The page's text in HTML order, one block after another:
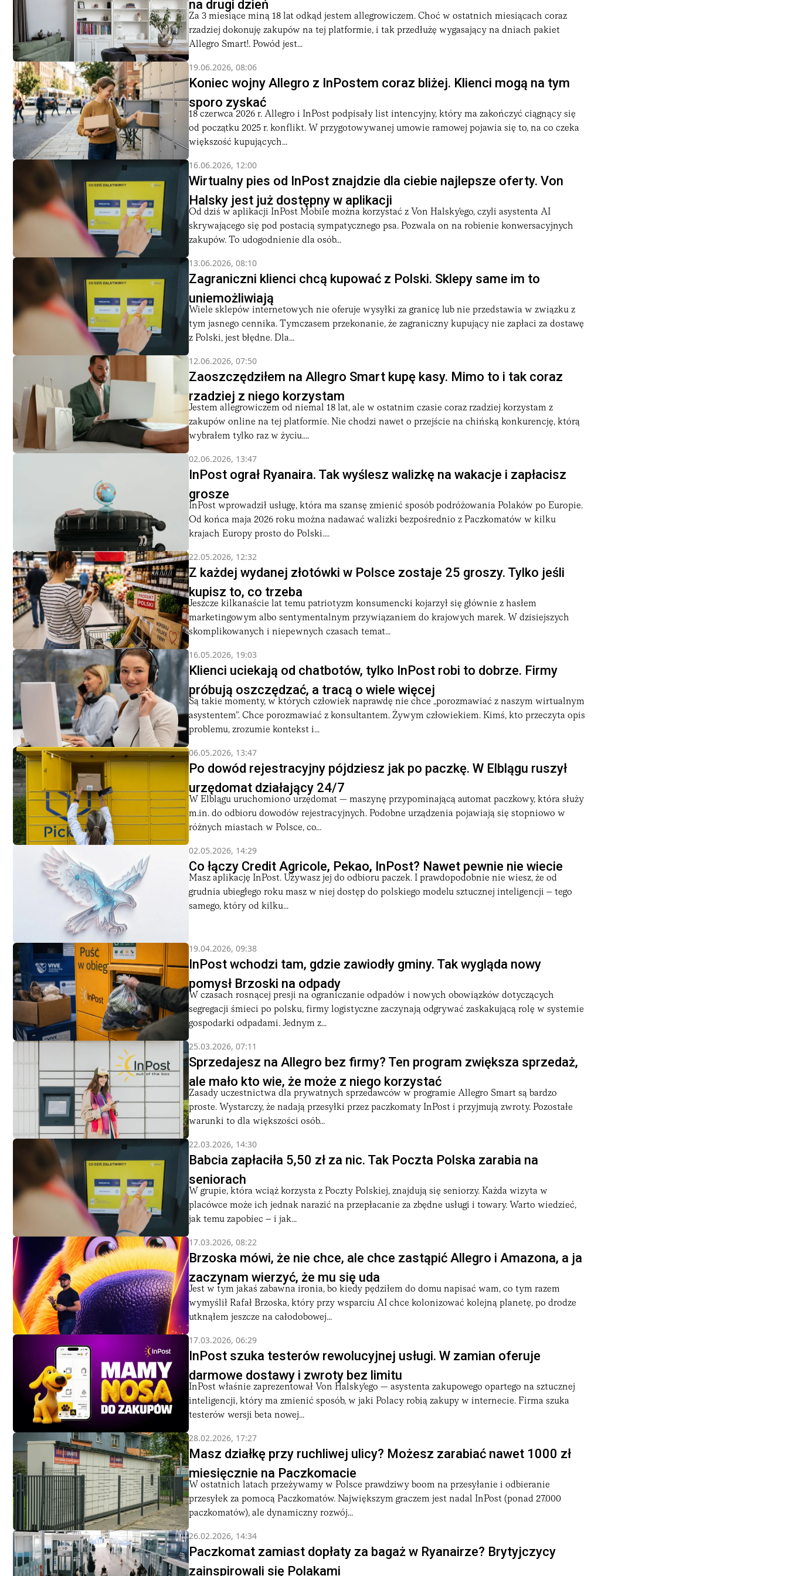
Sukces InPostu
InPost jest dziś jednym z największych sukcesów polskiego biznesu. Sieć Paczkomatów® w Polsce liczy ponad 25 tysięcy maszyn i jest jedną z najgęstszych w Europie. Firma obecna
jest już na rynkach zagranicznych — we Francji, Wielkiej Brytanii, Hiszpanii, Włoszech i krajach Beneluksu — gdzie konsekwentnie rozwija sieć automatów pod marką „InPost” lub
lokalnymi brandami, takimi jak Mondial Relay.
InPost znacząco przyczynił się też do wzrostu rynku e-commerce w Polsce, czyniąc zakupy internetowe wygodniejszymi i bardziej dostępnymi. Popularność Paczkomatów® wzrosła
zwłaszcza w czasie problemów roku 2019-2021 kiedy bezkontaktowe odbiory paczek stały się standardem.
Firma zdobyła liczne nagrody i wyróżnienia za innowacyjność, efektywność i zaangażowanie w działania na rzecz zrównoważonego rozwoju. InPost inwestuje w zieloną logistykę,
dąży do zmniejszenia śladu węglowego, a w 2023 roku zapowiedział, że jego sieć Paczkomatów® ma być w pełni neutralna klimatycznie.
na drugi dzień
Za 3 miesiące miną 18 lat odkąd jestem allegrowiczem. Choć w ostatnich miesiącach coraz
rzadziej dokonuję zakupów na tej platformie, i tak przedłużę wygasający na dniach pakiet
Allegro Smart!. Powód jest...
19.06.2026, 08:06
Koniec wojny Allegro z InPostem coraz bliżej. Klienci mogą na tym
sporo zyskać
18 czerwca 2026 r. Allegro i InPost podpisały list intencyjny, który ma zakończyć ciągnący się
od początku 2025 r. konflikt. W przygotowywanej umowie ramowej pojawia się to, na co czeka
większość kupujących...
16.06.2026, 12:00
Wirtualny pies od InPost znajdzie dla ciebie najlepsze oferty. Von
Halsky jest już dostępny w aplikacji
Od dziś w aplikacji InPost Mobile można korzystać z Von Halsky'ego, czyli asystenta AI
skrywającego się pod postacią sympatycznego psa. Pozwala on na robienie konwersacyjnych
zakupów. To udogodnienie dla osób...
13.06.2026, 08:10
Zagraniczni klienci chcą kupować z Polski. Sklepy same im to
uniemożliwiają
Wiele sklepów internetowych nie oferuje wysyłki za granicę lub nie przedstawia w związku z
tym jasnego cennika. Tymczasem przekonanie, że zagraniczny kupujący nie zapłaci za dostawę
z Polski, jest błędne. Dla...
12.06.2026, 07:50
Zaoszczędziłem na Allegro Smart kupę kasy. Mimo to i tak coraz
rzadziej z niego korzystam
Jestem allegrowiczem od niemal 18 lat, ale w ostatnim czasie coraz rzadziej korzystam z
zakupów online na tej platformie. Nie chodzi nawet o przejście na chińską konkurencję, którą
wybrałem tylko raz w życiu....
02.06.2026, 13:47
InPost ograł Ryanaira. Tak wyślesz walizkę na wakacje i zapłacisz
grosze
InPost wprowadził usługę, która ma szansę zmienić sposób podróżowania Polaków po Europie.
Od końca maja 2026 roku można nadawać walizki bezpośrednio z Paczkomatów w kilku
krajach Europy prosto do Polski....
22.05.2026, 12:32
Z każdej wydanej złotówki w Polsce zostaje 25 groszy. Tylko jeśli
kupisz to, co trzeba
Jeszcze kilkanaście lat temu patriotyzm konsumencki kojarzył się głównie z hasłem
marketingowym albo sentymentalnym przywiązaniem do krajowych marek. W dzisiejszych
skomplikowanych i niepewnych czasach temat...
16.05.2026, 19:03
Klienci uciekają od chatbotów, tylko InPost robi to dobrze. Firmy
próbują oszczędzać, a tracą o wiele więcej
Są takie momenty, w których człowiek naprawdę nie chce „porozmawiać z naszym wirtualnym
asystentem”. Chce porozmawiać z konsultantem. Żywym człowiekiem. Kimś, kto przeczyta opis
problemu, zrozumie kontekst i...
06.05.2026, 13:47
Po dowód rejestracyjny pójdziesz jak po paczkę. W Elblągu ruszył
urzędomat działający 24/7
W Elblągu uruchomiono urzędomat — maszynę przypominającą automat paczkowy, która służy
m.in. do odbioru dowodów rejestracyjnych. Podobne urządzenia pojawiają się stopniowo w
różnych miastach w Polsce, co...
02.05.2026, 14:29
Co łączy Credit Agricole, Pekao, InPost? Nawet pewnie nie wiecie
Masz aplikację InPost. Używasz jej do odbioru paczek. I prawdopodobnie nie wiesz, że od
grudnia ubiegłego roku masz w niej dostęp do polskiego modelu sztucznej inteligencji – tego
samego, który od kilku...
19.04.2026, 09:38
InPost wchodzi tam, gdzie zawiodły gminy. Tak wygląda nowy
pomysł Brzoski na odpady
W czasach rosnącej presji na ograniczanie odpadów i nowych obowiązków dotyczących
segregacji śmieci po polsku, firmy logistyczne zaczynają odgrywać zaskakującą rolę w systemie
gospodarki odpadami. Jednym z...
25.03.2026, 07:11
Sprzedajesz na Allegro bez firmy? Ten program zwiększa sprzedaż,
ale mało kto wie, że może z niego korzystać
Zasady uczestnictwa dla prywatnych sprzedawców w programie Allegro Smart są bardzo
proste. Wystarczy, że nadają przesyłki przez paczkomaty InPost i przyjmują zwroty. Pozostałe
warunki to dla większości osób...
22.03.2026, 14:30
Babcia zapłaciła 5,50 zł za nic. Tak Poczta Polska zarabia na
seniorach
W grupie, która wciąż korzysta z Poczty Polskiej, znajdują się seniorzy. Każda wizyta w
placówce może ich jednak narazić na przepłacanie za zbędne usługi i towary. Warto wiedzieć,
jak temu zapobiec – i jak...
17.03.2026, 08:22
Brzoska mówi, że nie chce, ale chce zastąpić Allegro i Amazona, a ja
zaczynam wierzyć, że mu się uda
Jest w tym jakaś zabawna ironia, bo kiedy pędziłem do domu napisać wam, co tym razem
wymyślił Rafał Brzoska, który przy wsparciu AI chce kolonizować kolejną planetę, po drodze
utknąłem jeszcze na całodobowej...
17.03.2026, 06:29
InPost szuka testerów rewolucyjnej usługi. W zamian oferuje
darmowe dostawy i zwroty bez limitu
InPost właśnie zaprezentował Von Halsky'ego — asystenta zakupowego opartego na sztucznej
inteligencji, który ma zmienić sposób, w jaki Polacy robią zakupy w internecie. Firma szuka
testerów wersji beta nowej...
28.02.2026, 17:27
Masz działkę przy ruchliwej ulicy? Możesz zarabiać nawet 1000 zł
miesięcznie na Paczkomacie
W ostatnich latach przeżywamy w Polsce prawdziwy boom na przesyłanie i odbieranie
przesyłek za pomocą Paczkomatów. Największym graczem jest nadal InPost (ponad 27.000
paczkomatów), ale dynamiczny rozwój...
26.02.2026, 14:34
Paczkomat zamiast dopłaty za bagaż w Ryanairze? Brytyjczycy
zainspirowali się Polakami